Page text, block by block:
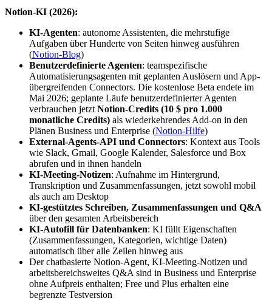
Notion-KI (2026):
KI-Agenten: autonome Assistenten, die mehrstufige
Aufgaben über Hunderte von Seiten hinweg ausführen
(Notion-Blog)
Benutzerdefinierte Agenten: teamspezifische
Automatisierungsagenten mit geplanten Auslösern und App-
übergreifenden Connectors. Die kostenlose Beta endete im
Mai 2026; geplante Läufe benutzerdefinierter Agenten
verbrauchen jetzt Notion-Credits (10 $ pro 1.000
monatliche Credits) als wiederkehrendes Add-on in den
Plänen Business und Enterprise (Notion-Hilfe)
External-Agents-API und Connectors: Kontext aus Tools
wie Slack, Gmail, Google Kalender, Salesforce und Box
abrufen und in ihnen handeln
KI-Meeting-Notizen: Aufnahme im Hintergrund,
Transkription und Zusammenfassungen, jetzt sowohl mobil
als auch am Desktop
KI-gestütztes Schreiben, Zusammenfassungen und Q&A
über den gesamten Arbeitsbereich
KI-Autofill für Datenbanken: KI füllt Eigenschaften
(Zusammenfassungen, Kategorien, wichtige Daten)
automatisch über alle Zeilen hinweg aus
Der chatbasierte Notion-Agent, KI-Meeting-Notizen und
arbeitsbereichsweites Q&A sind in Business und Enterprise
ohne Aufpreis enthalten; Free und Plus erhalten eine
begrenzte Testversion